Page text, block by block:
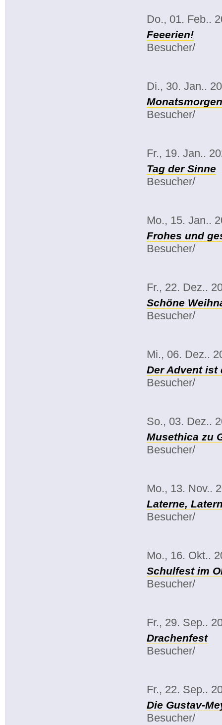
Do., 01. Feb..
Feeerien!
Besucher/
Di., 30. Jan..
Besucher/
Fr., 19. Jan..
Tag der Sinne
Besucher/
Mo., 15. Jan..
Frohes und
Besucher/
Fr., 22. Dez..
Schöne
Besucher/
Mi., 06. Dez..
Der Advent ist
Besucher/
So., 03. Dez..
Musethica zu
Besucher/
Mo., 13. Nov..
Laterne,
Besucher/
Mo., 16. Okt..
Schulfest im
Besucher/
Fr., 29. Sep..
Drachenfest
Besucher/
Fr., 22. Sep..
Die Gustav-
Besucher/